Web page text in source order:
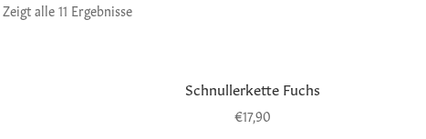
Zeigt alle 11 Ergebnisse
Schnullerkette Fuchs
€17,90